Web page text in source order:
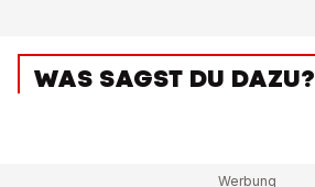
WAS SAGST DU DAZU?